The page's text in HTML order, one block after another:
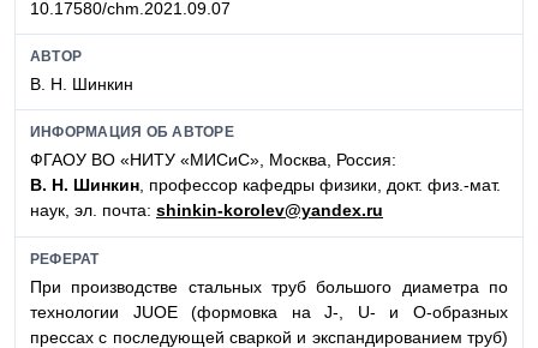
10.17580/chm.2021.09.07
АВТОР
В. Н. Шинкин
ИНФОРМАЦИЯ ОБ АВТОРЕ
ФГАОУ ВО «НИТУ «МИСиС», Москва, Россия:
В. Н. Шинкин, профессор кафедры физики, докт. физ.-мат.
наук, эл. почта: shinkin-korolev@yandex.ru
РЕФЕРАТ
При производстве стальных труб большого диаметра по
технологии JUOE (формовка на J-, U- и О-образных
прессах с последующей сваркой и экспандированием труб)